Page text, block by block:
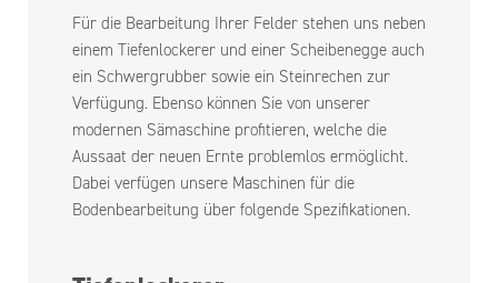
Für die Bearbeitung Ihrer Felder stehen uns neben
einem Tiefenlockerer und einer Scheibenegge auch
ein Schwergrubber sowie ein Steinrechen zur
Verfügung. Ebenso können Sie von unserer
modernen Sämaschine profitieren, welche die
Aussaat der neuen Ernte problemlos ermöglicht.
Dabei verfügen unsere Maschinen für die
Bodenbearbeitung über folgende Spezifikationen.